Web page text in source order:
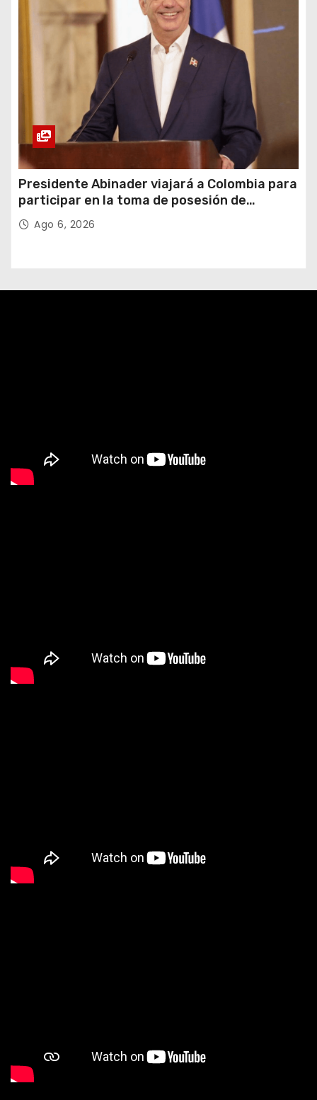
Presidente Abinader viajará a Colombia para
participar en la toma de posesión de
Abelardo de la Espriella
Ago 6, 2026